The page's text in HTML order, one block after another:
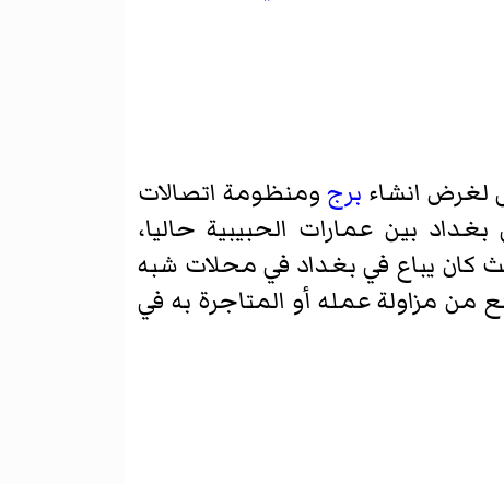
لغرض انشاء برجومنظومة اتصالات
بين عمارات الحبيبية حاليا،
كان يباع في بغداد في محلات شبه
الجنسيه سابقا )، قبل حوالي 55 عاما، والذي منع من مزاولة عمله أو المتاجرة به في